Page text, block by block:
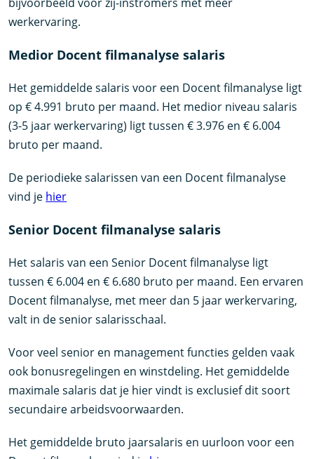
werkervaring.
Medior Docent filmanalyse salaris
Het gemiddelde salaris voor een Docent filmanalyse ligt
op € 4.991 bruto per maand. Het medior niveau salaris
(3-5 jaar werkervaring) ligt tussen € 3.976 en € 6.004
bruto per maand.
De periodieke salarissen van een Docent filmanalyse
vind je hier
Senior Docent filmanalyse salaris
Het salaris van een Senior Docent filmanalyse ligt
tussen € 6.004 en € 6.680 bruto per maand. Een ervaren
Docent filmanalyse, met meer dan 5 jaar werkervaring,
valt in de senior salarisschaal.
Voor veel senior en management functies gelden vaak
ook bonusregelingen en winstdeling. Het gemiddelde
maximale salaris dat je hier vindt is exclusief dit soort
secundaire arbeidsvoorwaarden.
Het gemiddelde bruto jaarsalaris en uurloon voor een